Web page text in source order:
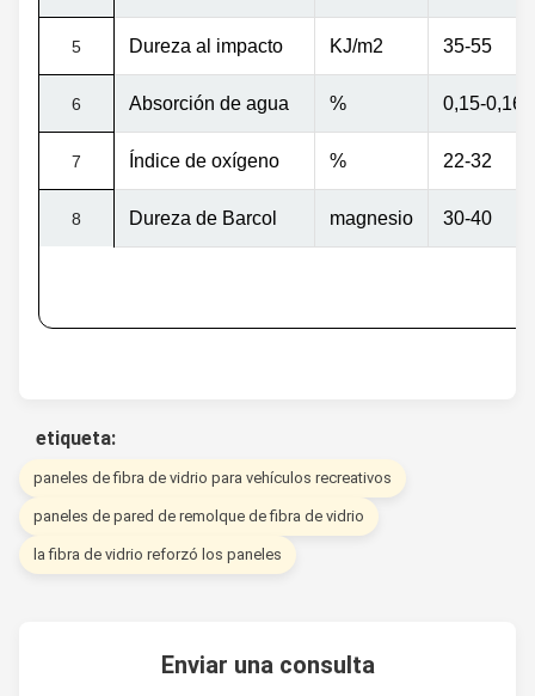
5 Dureza al impacto KJ/m2 35-55
6 Absorción de agua % 0,15-0,16
7 Índice de oxígeno % 22-32
8 Dureza de Barcol magnesio 30-40
etiqueta:
paneles de fibra de vidrio para vehículos recreativos
paneles de pared de remolque de fibra de vidrio
la fibra de vidrio reforzó los paneles
Enviar una consulta